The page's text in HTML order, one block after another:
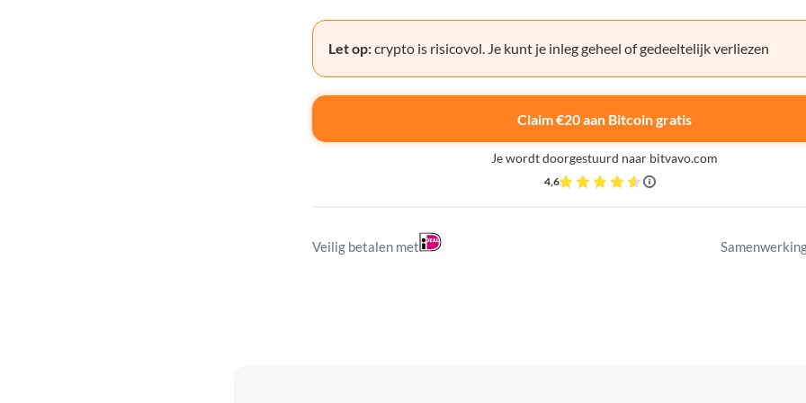
Let op:crypto is risicovol. Je kunt je inleg geheel of gedeeltelijk verliezen
Claim €20 aan Bitcoin gratis
Je wordt doorgestuurd naar bitvavo.com
4,6
Veilig betalen met